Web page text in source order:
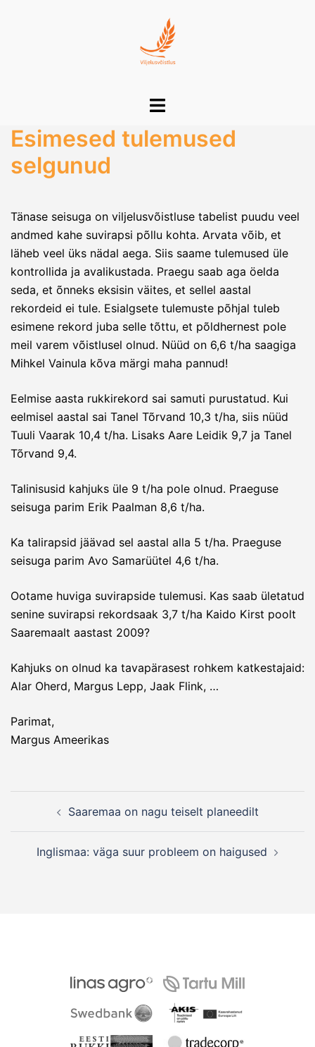
Toggle
Esimesed tulemused
selgunud
Tänase seisuga on viljelusvõistluse tabelist puudu veel
andmed kahe suvirapsi põllu kohta. Arvata võib, et
läheb veel üks nädal aega. Siis saame tulemused üle
kontrollida ja avalikustada. Praegu saab aga öelda
seda, et õnneks eksisin väites, et sellel aastal
rekordeid ei tule. Esialgsete tulemuste põhjal tuleb
esimene rekord juba selle tõttu, et põldhernest pole
meil varem võistlusel olnud. Nüüd on 6,6 t/ha saagiga
Mihkel Vainula kõva märgi maha pannud!
Eelmise aasta rukkirekord sai samuti purustatud. Kui
eelmisel aastal sai Tanel Tõrvand 10,3 t/ha, siis nüüd
Tuuli Vaarak 10,4 t/ha. Lisaks Aare Leidik 9,7 ja Tanel
Tõrvand 9,4.
Talinisusid kahjuks üle 9 t/ha pole olnud. Praeguse
seisuga parim Erik Paalman 8,6 t/ha.
Ka talirapsid jäävad sel aastal alla 5 t/ha. Praeguse
seisuga parim Avo Samarüütel 4,6 t/ha.
Ootame huviga suvirapside tulemusi. Kas saab ületatud
senine suvirapsi rekordsaak 3,7 t/ha Kaido Kirst poolt
Saaremaalt aastast 2009?
Kahjuks on olnud ka tavapärasest rohkem katkestajaid:
Alar Oherd, Margus Lepp, Jaak Flink, …
Parimat,
Margus Ameerikas
navigationSaaremaa on nagu teiselt planeedilt
Inglismaa: väga suur probleem on haigused